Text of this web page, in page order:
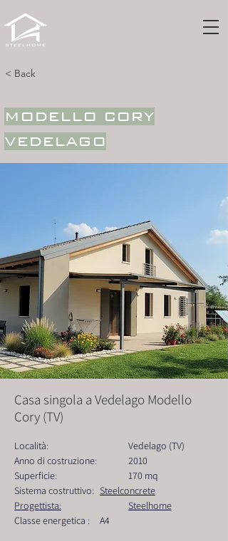
< Back
MODELLO CORY
VEDELAGO
Casa singola a Vedelago Modello
Cory (TV)
Località: 			Vedelago (TV)
Anno di costruzione: 	2010
Superficie:  			170 mq
Steelconcrete
Progettista:			Steelhome
Classe energetica : 	A4